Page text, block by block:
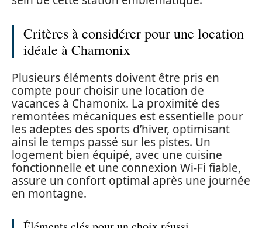
Critères à considérer pour une location
idéale à Chamonix
Plusieurs éléments doivent être pris en
compte pour choisir une location de
vacances à Chamonix. La proximité des
remontées mécaniques est essentielle pour
les adeptes des sports d’hiver, optimisant
ainsi le temps passé sur les pistes. Un
logement bien équipé, avec une cuisine
fonctionnelle et une connexion Wi-Fi fiable,
assure un confort optimal après une journée
en montagne.